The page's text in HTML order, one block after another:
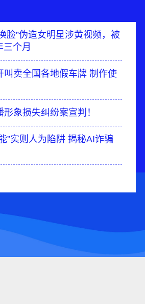
脸”伪造女明星涉黄视频，被
个月
叫卖全国各地假车牌 制作使
象损失纠纷案宣判！
”实则人为陷阱 揭秘AI诈骗